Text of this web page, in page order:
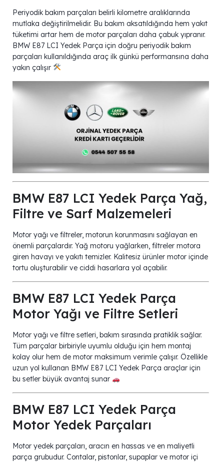
Periyodik bakım parçaları belirli kilometre aralıklarında
mutlaka değiştirilmelidir. Bu bakım aksatıldığında hem yakıt
tüketimi artar hem de motor parçaları daha çabuk yıpranır.
BMW E87 LCI Yedek Parça için doğru periyodik bakım
parçaları kullanıldığında araç ilk günkü performansına daha
yakın çalışır
BMW E87 LCI Yedek Parça Yağ,
Filtre ve Sarf Malzemeleri
Motor yağı ve filtreler, motorun korunmasını sağlayan en
önemli parçalardır. Yağ motoru yağlarken, filtreler motora
giren havayı ve yakıtı temizler. Kalitesiz ürünler motor içinde
tortu oluşturabilir ve ciddi hasarlara yol açabilir.
BMW E87 LCI Yedek Parça
Motor Yağı ve Filtre Setleri
Motor yağı ve filtre setleri, bakım sırasında pratiklik sağlar.
Tüm parçalar birbiriyle uyumlu olduğu için hem montaj
kolay olur hem de motor maksimum verimle çalışır. Özellikle
uzun yol kullanan BMW E87 LCI Yedek Parça araçlar için
bu setler büyük avantaj sunar
BMW E87 LCI Yedek Parça
Motor Yedek Parçaları
Motor yedek parçaları, aracın en hassas ve en maliyetli
parça grubudur. Contalar, pistonlar, supaplar ve motor içi